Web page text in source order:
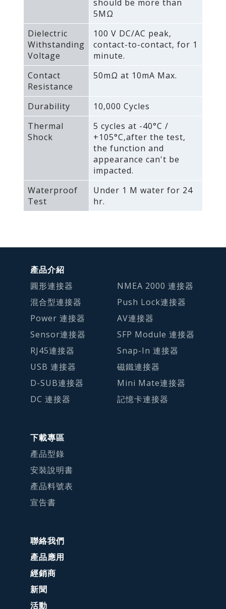
should be more than
5MΩ
Dielectric
Withstanding
Voltage
100 V DC/AC peak‚
contact-to-contact‚ for 1
minute.
Contact
Resistance
50mΩ at 10mA Max.
Durability
10‚000 Cycles
Thermal
Shock
5 cycles at -40°C /
+105°C‚after the test‚
the function and
appearance can't be
impacted.
Waterproof
Test
Under 1 M water for 24
hr.
產品介紹
圓形連接器
混合型連接器
Power 連接器
Sensor連接器
RJ45連接器
USB 連接器
D-SUB連接器
DC 連接器
NMEA 2000 連接器
Push Lock連接器
AV連接器
SFP Module 連接器
Snap-In 連接器
磁鐵連接器
Mini Mate連接器
記憶卡連接器
下載專區
產品型錄
安裝說明書
產品料號表
宣告書
聯絡我們
產品應用
經銷商
新聞
活動